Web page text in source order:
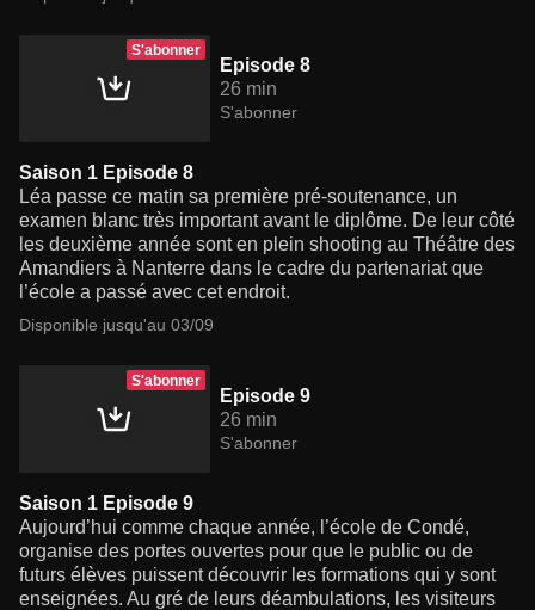
S'abonner
Episode 8
26 min
S'abonner
Saison 1 Episode 8
Léa passe ce matin sa première pré-soutenance, un
examen blanc très important avant le diplôme. De leur côté
les deuxième année sont en plein shooting au Théâtre des
Amandiers à Nanterre dans le cadre du partenariat que
l’école a passé avec cet endroit.
Disponible jusqu'au 03/09
S'abonner
Episode 9
26 min
S'abonner
Saison 1 Episode 9
Aujourd’hui comme chaque année, l’école de Condé,
organise des portes ouvertes pour que le public ou de
futurs élèves puissent découvrir les formations qui y sont
enseignées. Au gré de leurs déambulations, les visiteurs